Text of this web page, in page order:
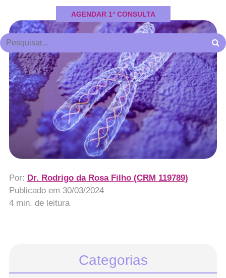
AGENDAR 1ª CONSULTA
Por: Dr. Rodrigo da Rosa Filho (CRM 119789)
Publicado em 30/03/2024
4 min. de leitura
Categorias